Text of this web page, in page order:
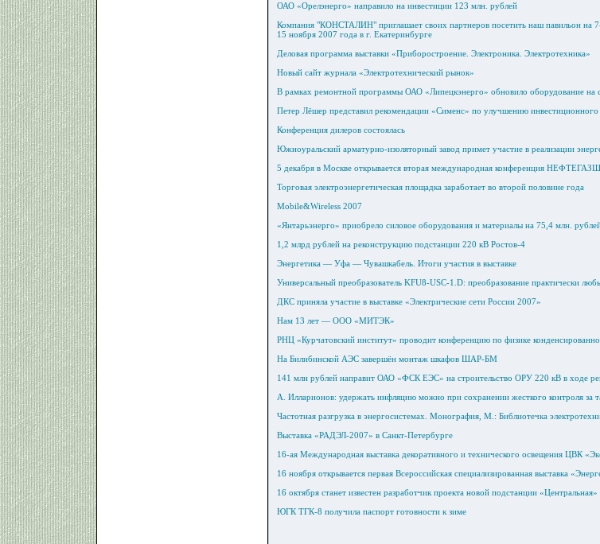
ОАО «Орелэнерго» направило на инвестиции 123 млн. рублей
Компания "КОНСТАЛИН" приглашает своих партнеров посетить наш павильон на
15 ноября 2007 года в г. Екатеринбурге
Деловая программа выставки «Приборостроение. Электроника. Электротехника»
Новый сайт журнала «Электротехнический рынок»
В рамках ремонтной программы ОАО «Липецкэнерго» обновило оборудование на
Петер Лёшер представил рекомендации «Сименс» по улучшению инвестиционного
Конференция дилеров состоялась
Южноуральский арматурно-изоляторный завод примет участие в реализации
5 декабря в Москве открывается вторая международная конференция
Торговая электроэнергетическая площадка заработает во второй половине года
Mobile&Wireless 2007
«Янтарьэнерго» приобрело силовое оборудования и материалы на 75,4 млн.
1,2 млрд рублей на реконструкцию подстанции 220 кВ Ростов-4
Энергетика — Уфа — Чувашкабель. Итоги участия в выставке
Универсальный преобразователь KFU8-USC-1.D: преобразование практически
ДКС приняла участие в выставке «Электрические сети России 2007»
Нам 13 лет — ООО «МИТЭК»
РНЦ «Курчатовский институт» проводит конференцию по физике
На Билибинской АЭС завершён монтаж шкафов ШАР-БМ
141 млн рублей направит ОАО «ФСК ЕЭС» на строительство ОРУ 220 кВ в ходе
А. Илларионов: удержать инфляцию можно при сохранении жесткого контроля за
Частотная разгрузка в энергосистемах. Монография, М.: Библиотечка
Выставка «РАДЭЛ-2007» в Санкт-Петербурге
16-ая Международная выставка декоративного и технического освещения ЦВК
16 ноября открывается первая Всероссийская специализированная выставка
16 октября станет известен разработчик проекта новой подстанции «Центральная»
ЮГК ТГК-8 получила паспорт готовности к зиме